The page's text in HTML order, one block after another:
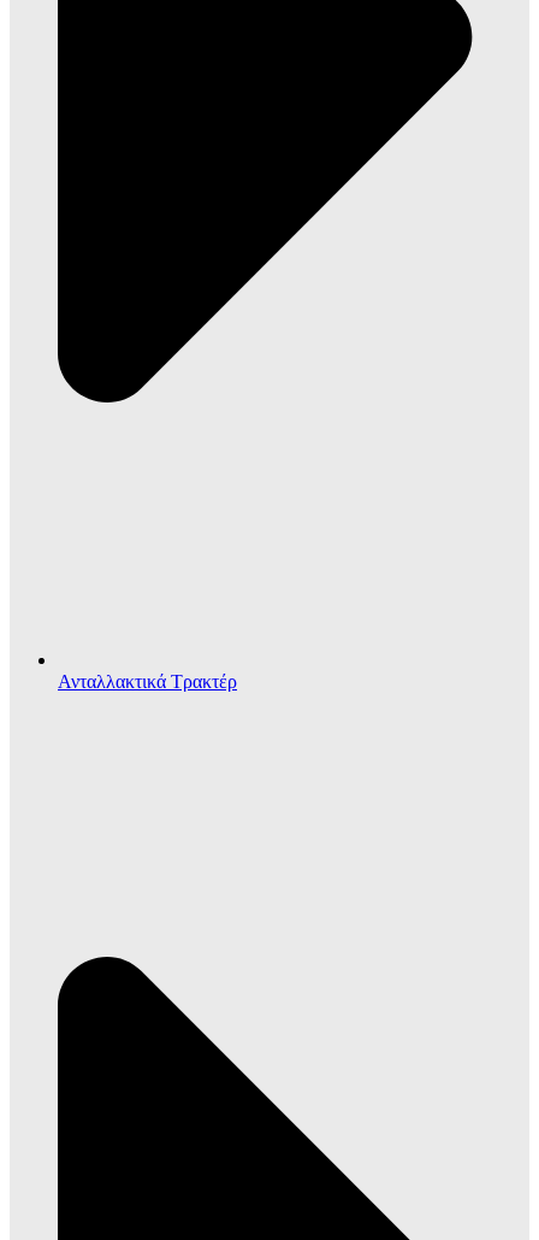
Ανταλλακτικά Τρακτέρ